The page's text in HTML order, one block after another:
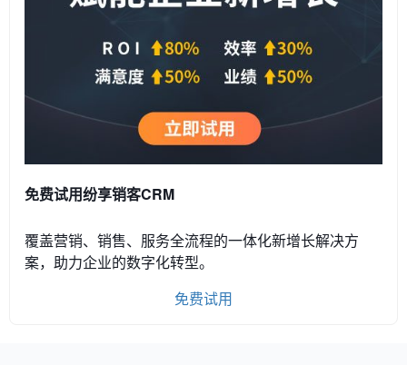
免费试用纷享销客CRM
覆盖营销、销售、服务全流程的一体化新增长解决方
案，助力企业的数字化转型。
免费试用